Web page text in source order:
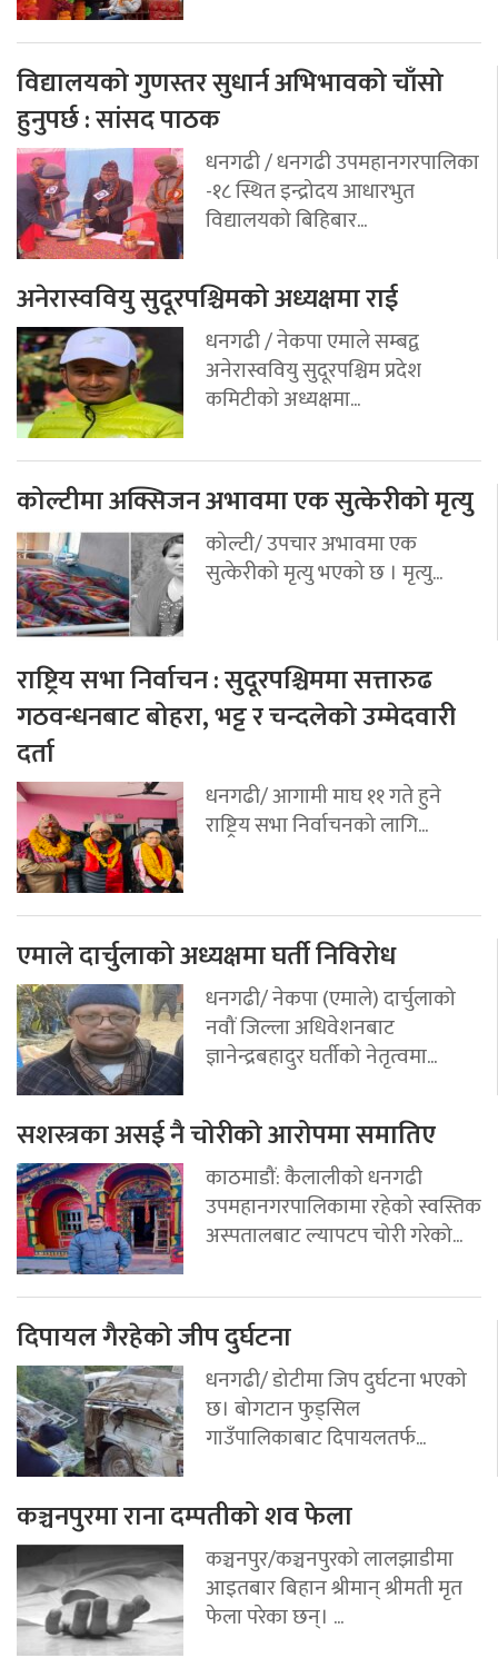
विद्यालयको गुणस्तर सुधार्न अभिभावको चाँसो
हुनुपर्छ : सांसद पाठक
धनगढी / धनगढी उपमहानगरपालिका
-१८ स्थित इन्द्रोदय आधारभुत
विद्यालयको बिहिबार...
अनेरास्ववियु सुदूरपश्चिमको अध्यक्षमा राई
धनगढी / नेकपा एमाले सम्बद्व
अनेरास्ववियु सुदूरपश्चिम प्रदेश
कमिटीको अध्यक्षमा...
कोल्टीमा अक्सिजन अभावमा एक सुत्केरीको मृत्यु
कोल्टी/ उपचार अभावमा एक
सुत्केरीको मृत्यु भएको छ । मृत्यु...
राष्ट्रिय सभा निर्वाचन : सुदूरपश्चिममा सत्तारुढ
गठवन्धनबाट बोहरा, भट्ट र चन्दलेको उम्मेदवारी
दर्ता
धनगढी/ आगामी माघ ११ गते हुने
राष्ट्रिय सभा निर्वाचनको लागि...
एमाले दार्चुलाको अध्यक्षमा घर्ती निविरोध
धनगढी/ नेकपा (एमाले) दार्चुलाको
नवौं जिल्ला अधिवेशनबाट
ज्ञानेन्द्रबहादुर घर्तीको नेतृत्वमा...
सशस्त्रका असई नै चोरीको आरोपमा समातिए
काठमाडौं: कैलालीको धनगढी
उपमहानगरपालिकामा रहेको स्वस्तिक
अस्पतालबाट ल्यापटप चोरी गरेको...
दिपायल गैरहेको जीप दुर्घटना
धनगढी/ डोटीमा जिप दुर्घटना भएको
छ। बोगटान फुड्सिल
गाउँपालिकाबाट दिपायलतर्फ...
कञ्चनपुरमा राना दम्पतीको शव फेला
कञ्चनपुर/कञ्चनपुरको लालझाडीमा
आइतबार बिहान श्रीमान् श्रीमती मृत
फेला परेका छन्। ...